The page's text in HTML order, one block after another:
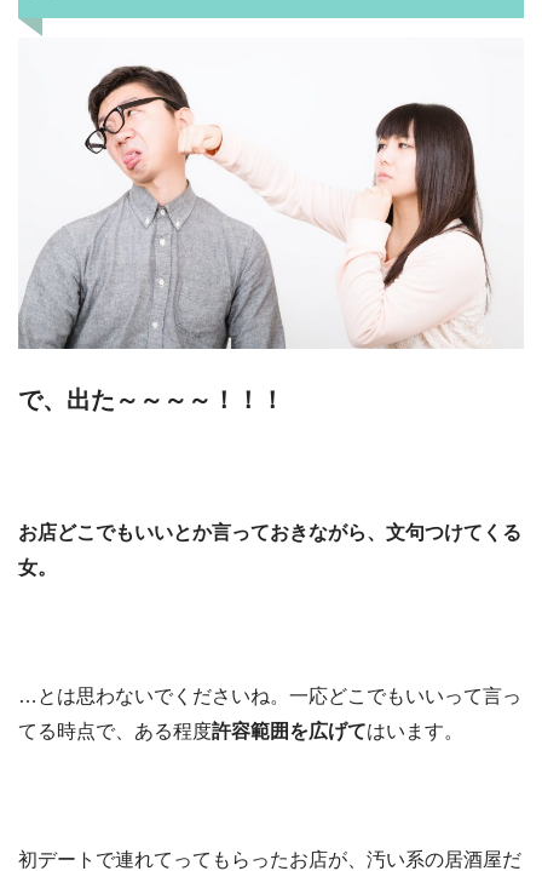
で、出た～～～～！！！
お店どこでもいいとか言っておきながら、文句つけてくる
女。
…とは思わないでくださいね。一応どこでもいいって言っ
てる時点で、ある程度許容範囲を広げてはいます。
初デートで連れてってもらったお店が、汚い系の居酒屋だ